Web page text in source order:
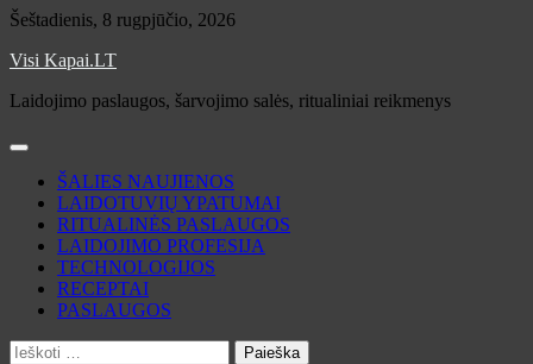
Skip
content
Šeštadienis, 8 rugpjūčio, 2026
Visi Kapai.LT
Laidojimo paslaugos, šarvojimo salės, ritualiniai reikmenys
ŠALIES NAUJIENOS
LAIDOTUVIŲ YPATUMAI
RITUALINĖS PASLAUGOS
LAIDOJIMO PROFESIJA
TECHNOLOGIJOS
RECEPTAI
PASLAUGOS
Ieškoti: